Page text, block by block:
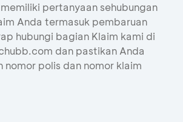
pertanyaan sehubungan
Anda termasuk pembaruan
hubungi bagian Klaim kami di
dan pastikan Anda
nomor polis dan nomor klaim